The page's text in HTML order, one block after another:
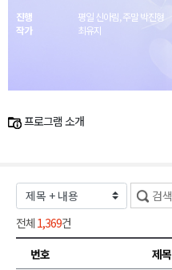
진행
평일 신아림, 주말 박진형
작가
최유지
프로그램 소개
전체 1,369건
번호
제목